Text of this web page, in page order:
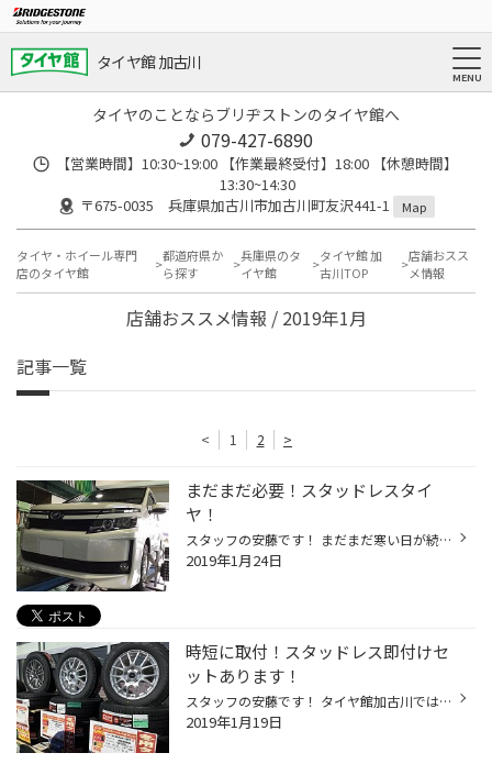
タイヤ館 加古川
タイヤのことならブリヂストンのタイヤ館へ
079-427-6890
【営業時間】10:30~19:00 【作業最終受付】18:00 【休憩時間】
13:30~14:30
〒675-0035 兵庫県加古川市加古川町友沢441-1
Map
タイヤ・ホイール専門
店のタイヤ館
都道府県か
ら探す
兵庫県のタ
イヤ館
タイヤ館 加
古川TOP
店舗おスス
メ情報
店舗おススメ情報 / 2019年1月
記事一覧
< 1 2 >
まだまだ必要！スタッドレスタイ
ヤ！
スタッフの安藤です！ まだまだ寒い日が続きますねぇ！ そんな今日の日記は トヨタVOXY の スタッドレスタイヤ取り付けです！ 取付するスタッドレスは 『ブリザックVRX』です。 『ブリザックVRX２』が登場したことで、 性能そのままでお買い得になりました♪ 『ブリザックVRX』の詳細はコチラ そして...
2019年1月24日
時短に取付！スタッドレス即付けセ
ットあります！
スタッフの安藤です！ タイヤ館加古川では スタッドレスタイヤの即付けセットを ご用意しております！ すでにタイヤとホイールが組まれてあり バランス調整もしているので、 あとはお車に取り付けるだけ！なんですね！ つまり作業の待ち時間が ぐっと短縮できるんです！ 数量限定、車種限定ですが、...
2019年1月19日